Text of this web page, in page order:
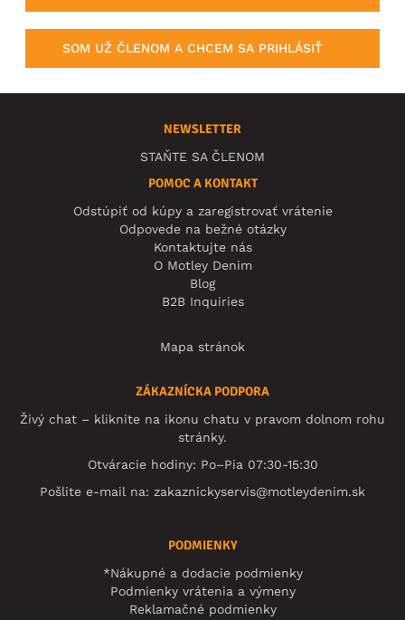
SOM UŽ ČLENOM A CHCEM SA PRIHLÁSIŤ
NEWSLETTER
STAŇTE SA ČLENOM
POMOC A KONTAKT
Odstúpiť od kúpy a zaregistrovať vrátenie
Odpovede na bežné otázky
Kontaktujte nás
O Motley Denim
Blog
B2B Inquiries
Mapa stránok
ZÁKAZNÍCKA PODPORA
Živý chat – kliknite na ikonu chatu v pravom dolnom rohu
stránky.
Otváracie hodiny: Po–Pia 07:30-15:30
Pošlite e-mail na: zakaznickyservis@motleydenim.sk
PODMIENKY
*Nákupné a dodacie podmienky
Podmienky vrátenia a výmeny
Reklamačné podmienky